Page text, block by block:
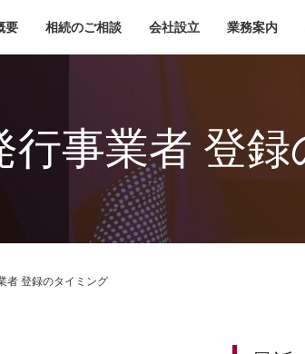
要 相続のご相談 会社設立 業務案内
行事業者 登
者 登録のタイミング